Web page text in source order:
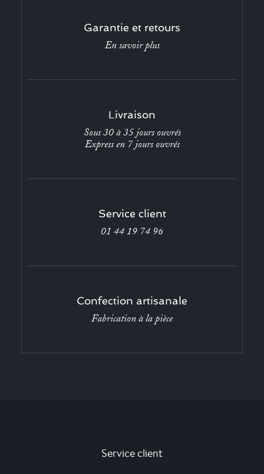
Garantie et retours
En savoir plus
Livraison
Sous 30 à 35 jours ouvrés
Express en 7 jours ouvrés
Service client
01 44 19 74 96
Confection artisanale
Fabrication à la pièce
Service client